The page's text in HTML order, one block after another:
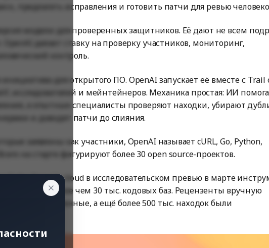
предлагать исправления и готовить патчи для ревью
модели для проверенных защитников. Её дают не всем
OpenAI делает ставку на проверку участников, мониторинг,
контроль.
инициатива для открытого ПО. OpenAI запускает её вместе с Trail
исследователей и мейнтейнеров. Механика простая: ИИ
а опытные специалисты проверяют находки, убирают
и доводят патчи до слияния.
заявлены как участники, OpenAI называет cURL, Go, Python,
на старте фигурируют более 30 open source-проектов.
Codex Security cloud в исследовательском превью в марте
коммитов в более чем 30 тыс. кодовых баз. Рецензенты вручную
как исправленные, а ещё более 500 тыс. находок были
закрытые.